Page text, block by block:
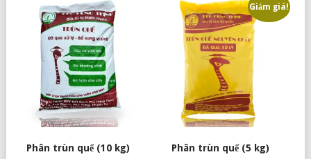
Phân trùn quế (10 kg)
Giảm giá!
Phân trùn quế (5 kg)